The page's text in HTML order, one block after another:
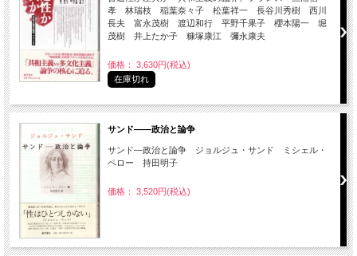
孝 林瑞枝 稲葉奈々子 松葉祥一 長谷川秀樹 西川
長夫 富永茂樹 渡辺和行 平野千果子 櫻本陽一 堀
茂樹 井上たか子 糠塚康江 彌永康夫
価格： 3,630円(税込)
在庫切れ
サンド――政治と論争
サンド―政治と論争 ジョルジュ・サンド ミシェル・
ペロー 持田明子
価格： 3,520円(税込)